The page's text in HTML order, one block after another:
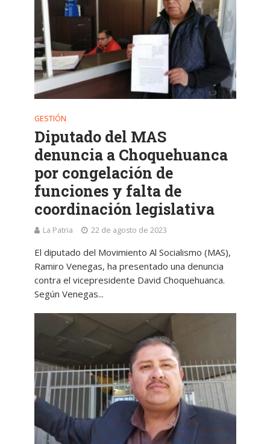
GESTIÓN
Diputado del MAS
denuncia a Choquehuanca
por congelación de
funciones y falta de
coordinación legislativa
La Patria 22 de agosto de 2023
El diputado del Movimiento Al Socialismo (MAS),
Ramiro Venegas, ha presentado una denuncia
contra el vicepresidente David Choquehuanca.
Según Venegas...